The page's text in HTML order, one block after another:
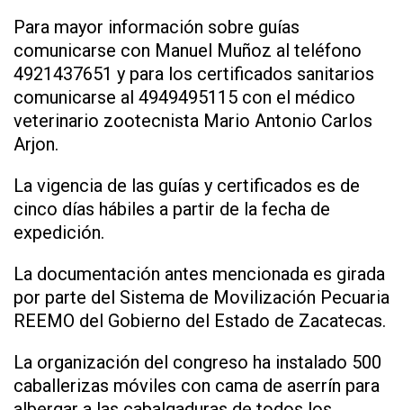
Para mayor información sobre guías
comunicarse con Manuel Muñoz al teléfono
4921437651 y para los certificados sanitarios
comunicarse al 4949495115 con el médico
veterinario zootecnista Mario Antonio Carlos
Arjon.
La vigencia de las guías y certificados es de
cinco días hábiles a partir de la fecha de
expedición.
La documentación antes mencionada es girada
por parte del Sistema de Movilización Pecuaria
REEMO del Gobierno del Estado de Zacatecas.
La organización del congreso ha instalado 500
caballerizas móviles con cama de aserrín para